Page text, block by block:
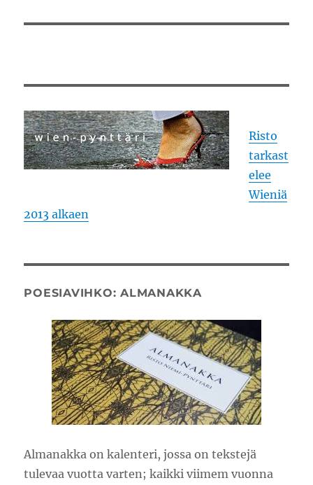
Risto
tarkast
elee
Wieniä
2013 alkaen
POESIAVIHKO: ALMANAKKA
Almanakka on kalenteri, jossa on tekstejä
tulevaa vuotta varten; kaikki viimem vuonna